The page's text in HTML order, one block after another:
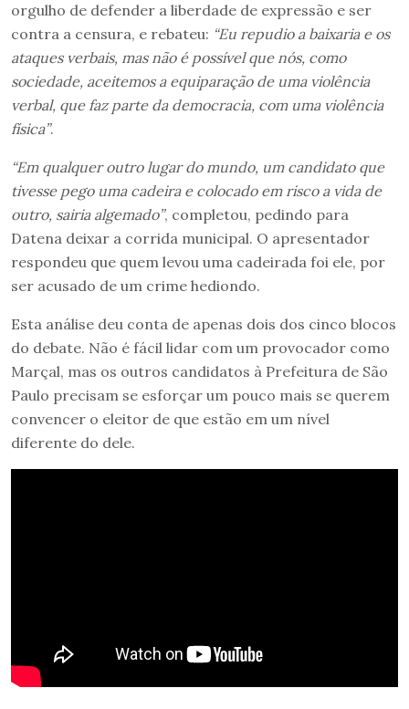
orgulho de defender a liberdade de expressão e ser
contra a censura, e rebateu: “Eu repudio a baixaria e os
ataques verbais, mas não é possível que nós, como
sociedade, aceitemos a equiparação de uma violência
verbal, que faz parte da democracia, com uma violência
física”.
“Em qualquer outro lugar do mundo, um candidato que
tivesse pego uma cadeira e colocado em risco a vida de
outro, sairia algemado”, completou, pedindo para
Datena deixar a corrida municipal. O apresentador
respondeu que quem levou uma cadeirada foi ele, por
ser acusado de um crime hediondo.
Esta análise deu conta de apenas dois dos cinco blocos
do debate. Não é fácil lidar com um provocador como
Marçal, mas os outros candidatos à Prefeitura de São
Paulo precisam se esforçar um pouco mais se querem
convencer o eleitor de que estão em um nível
diferente do dele.